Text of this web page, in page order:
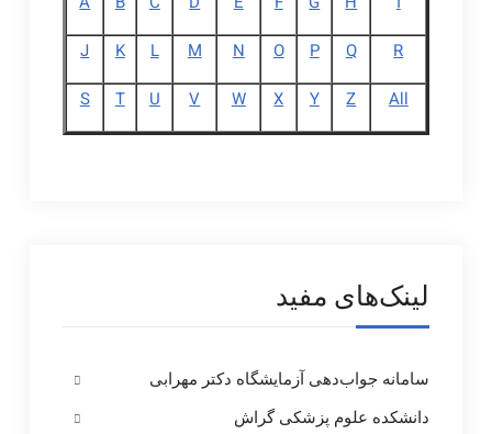
R
Q
P
O
N
M
L
K
J
All
Z
Y
X
W
V
U
T
S
لینک‌های مفید
سامانه جواب‌دهی آزمایشگاه دکتر مهرابی
دانشکده علوم پزشکی گراش